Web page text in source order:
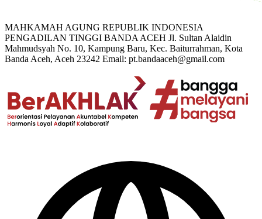
MAHKAMAH AGUNG REPUBLIK INDONESIA
PENGADILAN TINGGI BANDA ACEH Jl. Sultan Alaidin
Mahmudsyah No. 10, Kampung Baru, Kec. Baiturrahman, Kota
Banda Aceh, Aceh 23242 Email: pt.bandaaceh@gmail.com